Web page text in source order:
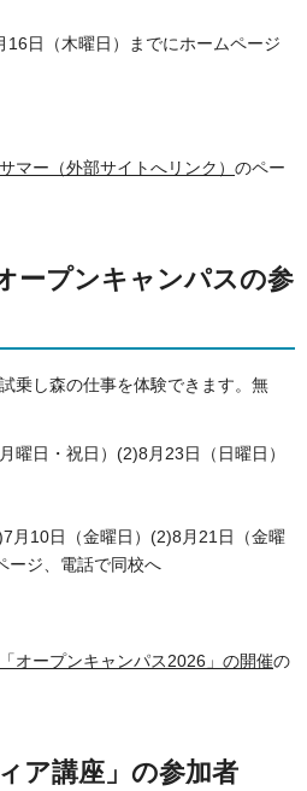
16日（木曜日）までにホームページ
マー（外部サイトへリンク） のペー
ープンキャンパスの参
乗し森の仕事を体験できます。無
曜日・祝日）(2)8月23日（日曜日）
月10日（金曜日）(2)8月21日（金曜
ージ、電話で同校へ
オープンキャンパス2026」の開催の
ア講座」の参加者